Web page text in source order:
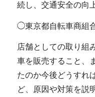
続し、交通安全の向
◯東京都自転車商組
店舗としての取り組
車を販売すること、
たのか今後どうすれ
ど、原因や対策を説